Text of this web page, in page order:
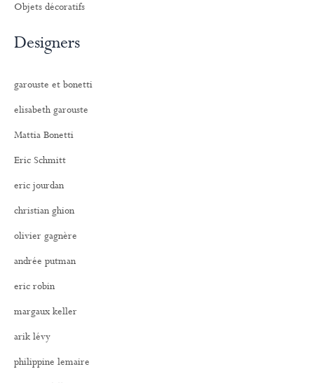
Objets décoratifs
Designers
garouste et bonetti
elisabeth garouste
Mattia Bonetti
Eric Schmitt
eric jourdan
christian ghion
olivier gagnère
andrée putman
eric robin
margaux keller
arik lévy
philippine lemaire